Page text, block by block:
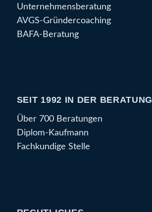
Unternehmensberatung
AVGS-Gründercoaching
BAFA-Beratung
SEIT 1992 IN DER BERATUNG
Über 700 Beratungen
Diplom-Kaufmann
Fachkundige Stelle